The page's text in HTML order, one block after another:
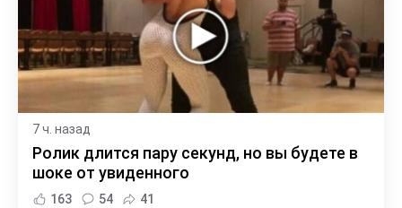
7 ч. назад
Ролик длится пару секунд, но вы будете в
шоке от увиденного
163 54 41